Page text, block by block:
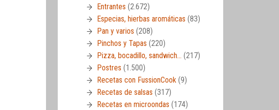
Entrantes (2.672)
Especias, hierbas aromáticas (83)
Pan y varios (208)
Pinchos y Tapas (220)
Pizza, bocadillo, sandwich… (217)
Postres (1.500)
Recetas con FussionCook (9)
Recetas de salsas (317)
Recetas en microondas (174)